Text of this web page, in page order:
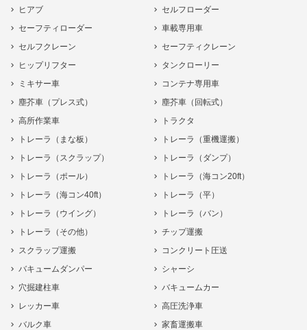
ヒアブ
セルフローダー
セーフティローダー
車載専用車
セルフクレーン
セーフティクレーン
ヒップリフター
タンクローリー
ミキサー車
コンテナ専用車
塵芥車（プレス式）
塵芥車（回転式）
高所作業車
トラクタ
トレーラ（まな板）
トレーラ（重機運搬）
トレーラ（スクラップ）
トレーラ（ダンプ）
トレーラ（ポール）
トレーラ（海コン20ft）
トレーラ（海コン40ft）
トレーラ（平）
トレーラ（ウイング）
トレーラ（バン）
トレーラ（その他）
チップ運搬
スクラップ運搬
コンクリート圧送
バキュームダンパー
シャーシ
穴掘建柱車
バキュームカー
レッカー車
高圧洗浄車
バルク車
家畜運搬車